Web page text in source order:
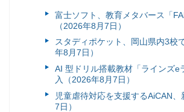
富⼠ソフト、教育メタバース「
（2026年8月7日）
スタディポケット、岡山県内3校
年8月7日）
AI 型ドリル搭載教材「ラインズ
入（2026年8月7日）
児童虐待対応を支援するAiCAN
7日）